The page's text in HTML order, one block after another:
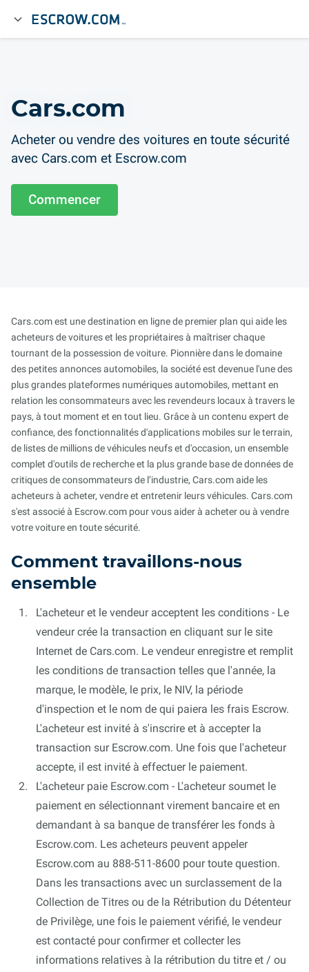
Cars.com
Acheter ou vendre des voitures en toute sécurité
avec Cars.com et Escrow.com
Commencer
Cars.com est une destination en ligne de premier plan qui aide les
acheteurs de voitures et les propriétaires à maîtriser chaque
tournant de la possession de voiture. Pionnière dans le domaine
des petites annonces automobiles, la société est devenue l'une des
plus grandes plateformes numériques automobiles, mettant en
relation les consommateurs avec les revendeurs locaux à travers le
pays, à tout moment et en tout lieu. Grâce à un contenu expert de
confiance, des fonctionnalités d'applications mobiles sur le terrain,
de listes de millions de véhicules neufs et d'occasion, un ensemble
complet d'outils de recherche et la plus grande base de données de
critiques de consommateurs de l’industrie, Cars.com aide les
acheteurs à acheter, vendre et entretenir leurs véhicules. Cars.com
s'est associé à Escrow.com pour vous aider à acheter ou à vendre
votre voiture en toute sécurité.
Comment travaillons-nous
ensemble
L'acheteur et le vendeur acceptent les conditions - Le
vendeur crée la transaction en cliquant sur le site
Internet de Cars.com. Le vendeur enregistre et remplit
les conditions de transaction telles que l'année, la
marque, le modèle, le prix, le NIV, la période
d'inspection et le nom de qui paiera les frais Escrow.
L'acheteur est invité à s'inscrire et à accepter la
transaction sur Escrow.com. Une fois que l'acheteur
accepte, il est invité à effectuer le paiement.
L'acheteur paie Escrow.com - L'acheteur soumet le
paiement en sélectionnant virement bancaire et en
demandant à sa banque de transférer les fonds à
Escrow.com. Les acheteurs peuvent appeler
Escrow.com au 888-511-8600 pour toute question.
Dans les transactions avec un surclassement de la
Collection de Titres ou de la Rétribution du Détenteur
de Privilège, une fois le paiement vérifié, le vendeur
est contacté pour confirmer et collecter les
informations relatives à la rétribution du titre et / ou